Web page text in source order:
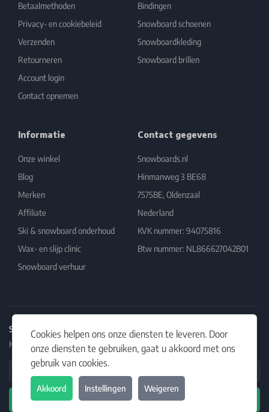
Cookies helpen ons onze diensten te leveren. Door
onze diensten te gebruiken, gaat u akkoord met ons
gebruik van cookies.
Akkoord Instellingen Weigeren
Betaalmethoden
Privacy- en cookiebeleid
Verzenden
Retourneren
Account login
Contact opnemen
Bindingen
Snowboard schoenen
Snowboardkleding
Snowboard brillen
Informatie
Onze winkel
Blog
Merken
Affiliate
Ski & snowboard onderhoud
Wax- en slijp clinic
Snowboard verhuur
Contact gegevens
Snowboards.nl
Hinmanweg 3 BE68
7575BE, Oldenzaal
Nederland
KVK nummer: 94075816
Btw nummer: NL866627042B01
Schrijf je in op onze nieuwsbrief
Het laatste nieuws, artikelen en aanbiedingen in jouw inbox.
Email Address
Abonneren